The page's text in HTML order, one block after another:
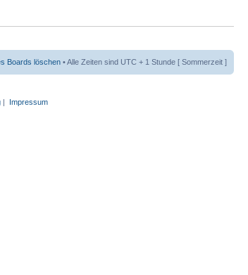
Boards löschen • Alle Zeiten sind UTC + 1 Stunde [ Sommerzeit ]
| Impressum